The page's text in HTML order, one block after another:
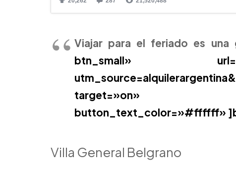
Viajar para el feriado es una
btn_small»
target=»on»
button_text_color=»#ffffff»
Villa General Belgrano